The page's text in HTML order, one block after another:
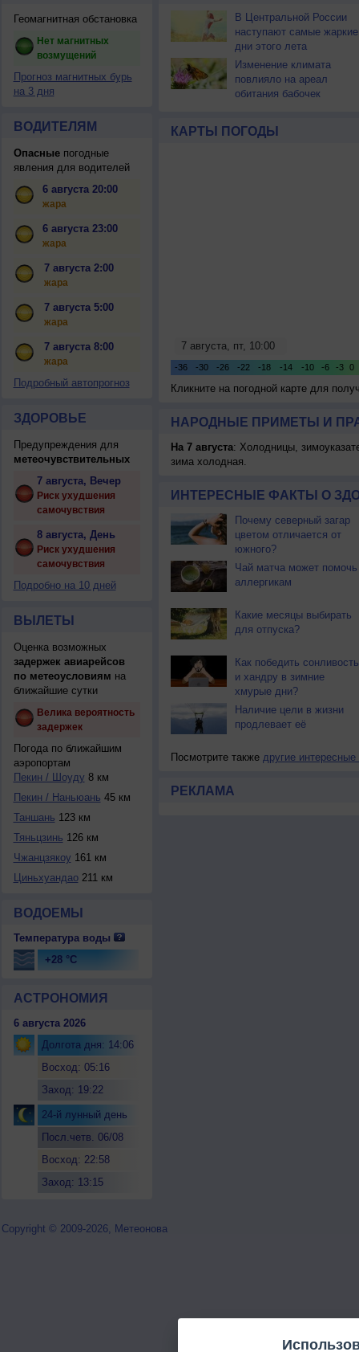
Геомагнитная обстановка
Нет магнитных
возмущений
Прогноз магнитных бурь
на 3 дня
ВОДИТЕЛЯМ
Опасныепогодные
явления для водителей
6 августа 20:00
жара
6 августа 23:00
жара
7 августа 2:00
жара
7 августа 5:00
жара
7 августа 8:00
жара
Подробный автопрогноз
ЗДОРОВЬЕ
Предупреждения для
метеочувствительных
7 августа, Вечер
Риск ухудшения
самочувствия
8 августа, День
Риск ухудшения
самочувствия
Подробно на 10 дней
ВЫЛЕТЫ
Оценка возможных
задержек авиарейсов
по метеоусловиям на
ближайшие сутки
Велика вероятность
задержек
Погода по ближайшим
аэропортам
Пекин / Шоуду 8 км
Пекин / Наньюань 45 км
Таншань 123 км
Тяньцзинь 126 км
Чжанцзякоу 161 км
Циньхуандао211 км
ВОДОЕМЫ
Температура воды
+28 °C
АСТРОНОМИЯ
6 августа 2026
Долгота дня: 14:06
Восход: 05:16
Заход: 19:22
24-й лунный день
Посл.четв. 06/08
Восход: 22:58
Заход: 13:15
В Центральной России
наступают самые жаркие
дни этого лета
Изменение климата
повлияло на ареал
обитания бабочек
КАРТЫ ПОГОДЫ
Кликните на погодной карте для
НАРОДНЫЕ ПРИМЕТЫ И
На 7 августа: Холодницы,
зима холодная.
ИНТЕРЕСНЫЕ ФАКТЫ О
Почему северный загар
цветом отличается от
южного?
Чай матча может помочь
аллергикам
Какие месяцы выбирать
для отпуска?
Как победить сонливость
и хандру в зимние
хмурые дни?
Наличие цели в жизни
продлевает её
Посмотрите также другие интересные
РЕКЛАМА
Copyright © 2009-2026, Метеонова